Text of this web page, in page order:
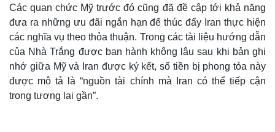
Các quan chức Mỹ trước đó cũng đã đề cập tới khả năng
đưa ra những ưu đãi ngắn hạn để thúc đẩy Iran thực hiện
các nghĩa vụ theo thỏa thuận. Trong các tài liệu hướng dẫn
của Nhà Trắng được ban hành không lâu sau khi bản ghi
nhớ giữa Mỹ và Iran được ký kết, số tiền bị phong tỏa này
được mô tả là “nguồn tài chính mà Iran có thể tiếp cận
trong tương lai gần”.